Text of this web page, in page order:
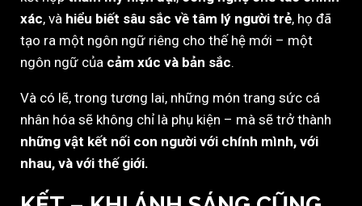
xác, và hiểu biết sâu sắc về tâm lý người trẻ, họ đã
tạo ra một ngôn ngữ riêng cho thế hệ mới – một
ngôn ngữ của cảm xúc và bản sắc.
Và có lẽ, trong tương lai, những món trang sức cá
nhân hóa sẽ không chỉ là phụ kiện – mà sẽ trở thành
những vật kết nối con người với chính mình, với
nhau, và với thế giới.